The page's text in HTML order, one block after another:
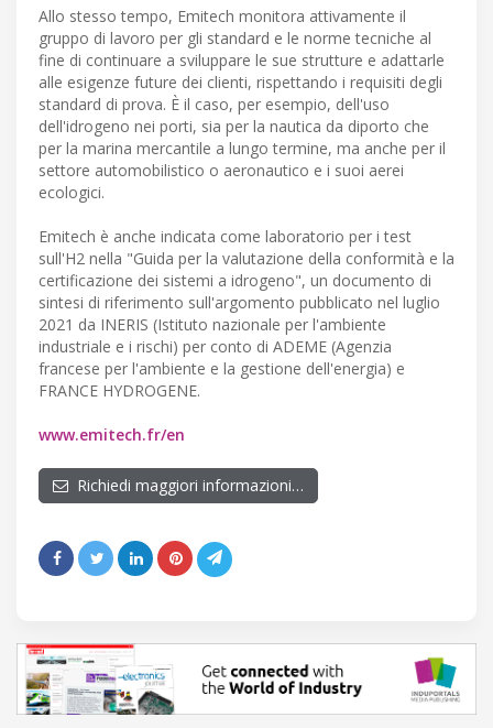
Allo stesso tempo, Emitech monitora attivamente il
gruppo di lavoro per gli standard e le norme tecniche al
fine di continuare a sviluppare le sue strutture e adattarle
alle esigenze future dei clienti, rispettando i requisiti degli
standard di prova. È il caso, per esempio, dell'uso
dell'idrogeno nei porti, sia per la nautica da diporto che
per la marina mercantile a lungo termine, ma anche per il
settore automobilistico o aeronautico e i suoi aerei
ecologici.
Emitech è anche indicata come laboratorio per i test
sull'H2 nella "Guida per la valutazione della conformità e la
certificazione dei sistemi a idrogeno", un documento di
sintesi di riferimento sull'argomento pubblicato nel luglio
2021 da INERIS (Istituto nazionale per l'ambiente
industriale e i rischi) per conto di ADEME (Agenzia
francese per l'ambiente e la gestione dell'energia) e
FRANCE HYDROGENE.
www.emitech.fr/en
Richiedi maggiori informazioni…